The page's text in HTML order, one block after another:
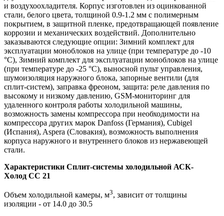
и воздухоохладителя. Корпус изготовлен из оцинкованной
стали, белого цвета, толщиной 0.9-1.2 мм с полимерным
покрытием, в защитной пленке, предотвращающей появление
коррозии и механических воздействий. Дополнительно
заказываются следующие опции: Зимний комплект для
эксплуатации моноблоков на улице (при температуре до -10
°С), Зимний комплект для эксплуатации моноблоков на улице
(при температуре до -25 °С), выносной пульт управления,
шумоизоляция наружного блока, запорные вентили (для
сплит-систем), заправка фреоном, защита: реле давления по
высокому и низкому давлению, GSM-мониторинг для
удаленного контроля работы холодильной машины,
возможность замены компрессора при необходимости на
компрессора других марок Danfoss (Германия), Cubigel
(Испания), Aspera (Словакия), возможность выполнения
корпуса наружного и внутреннего блоков из нержавеющей
стали.
Характеристики Сплит-системы холодильной АСК-
Холод CC 21
Объем холодильной камеры, м3, зависит от толщины
изоляции - от 14.0 до 30.5